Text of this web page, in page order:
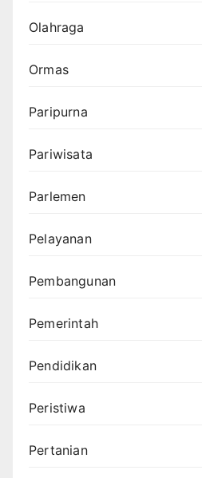
Olahraga
Ormas
Paripurna
Pariwisata
Parlemen
Pelayanan
Pembangunan
Pemerintah
Pendidikan
Peristiwa
Pertanian